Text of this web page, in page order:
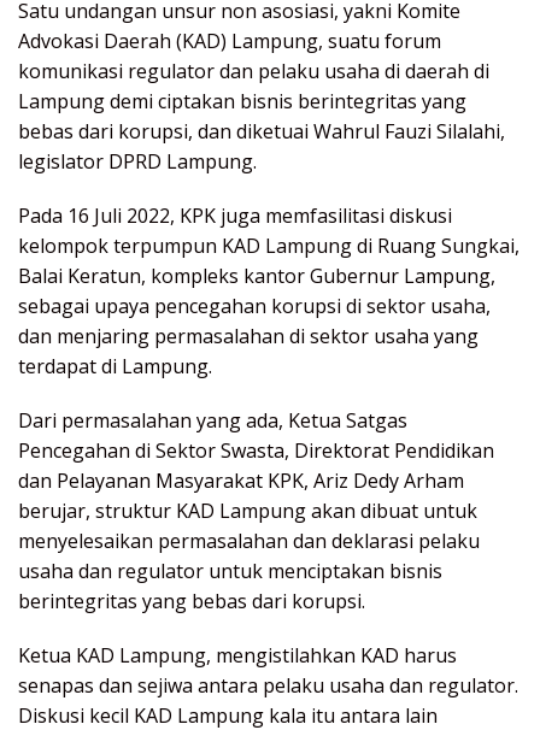
Satu undangan unsur non asosiasi, yakni Komite
Advokasi Daerah (KAD) Lampung, suatu forum
komunikasi regulator dan pelaku usaha di daerah di
Lampung demi ciptakan bisnis berintegritas yang
bebas dari korupsi, dan diketuai Wahrul Fauzi Silalahi,
legislator DPRD Lampung.
Pada 16 Juli 2022, KPK juga memfasilitasi diskusi
kelompok terpumpun KAD Lampung di Ruang Sungkai,
Balai Keratun, kompleks kantor Gubernur Lampung,
sebagai upaya pencegahan korupsi di sektor usaha,
dan menjaring permasalahan di sektor usaha yang
terdapat di Lampung.
Dari permasalahan yang ada, Ketua Satgas
Pencegahan di Sektor Swasta, Direktorat Pendidikan
dan Pelayanan Masyarakat KPK, Ariz Dedy Arham
berujar, struktur KAD Lampung akan dibuat untuk
menyelesaikan permasalahan dan deklarasi pelaku
usaha dan regulator untuk menciptakan bisnis
berintegritas yang bebas dari korupsi.
Ketua KAD Lampung, mengistilahkan KAD harus
senapas dan sejiwa antara pelaku usaha dan regulator.
Diskusi kecil KAD Lampung kala itu antara lain